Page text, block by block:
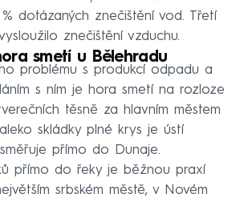
dotázaných znečištění vod. Třetí
znečištění vzduchu.
smetí u Bělehradu
problému s produkcí odpadu a
s ním je hora smetí na rozloze
těsně za hlavním městem
skládky plné krys je ústí
přímo do Dunaje.
přímo do řeky je běžnou praxí
srbském městě, v Novém